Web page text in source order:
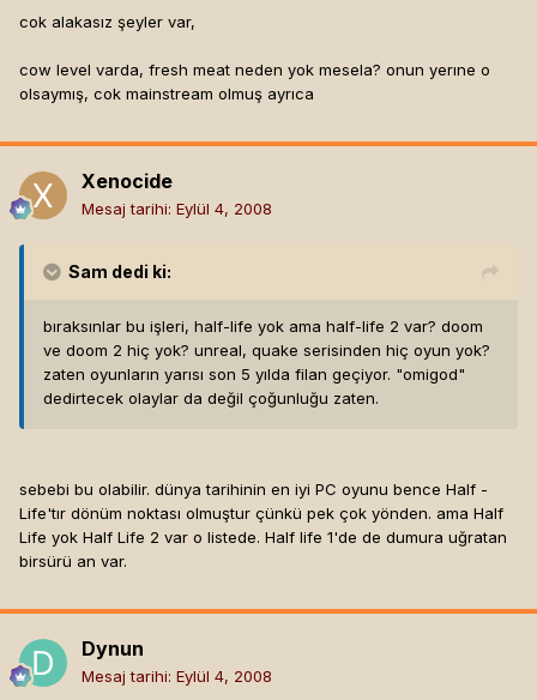
cok alakasız şeyler var,
cow level varda, fresh meat neden yok mesela? onun yerıne o
olsaymış, cok mainstream olmuş ayrıca
Xenocide
Mesaj tarihi: Eylül 4, 2008
Sam dedi ki:
bıraksınlar bu işleri, half-life yok ama half-life 2 var? doom
ve doom 2 hiç yok? unreal, quake serisinden hiç oyun yok?
zaten oyunların yarısı son 5 yılda filan geçiyor. "omigod"
dedirtecek olaylar da değil çoğunluğu zaten.
sebebi bu olabilir. dünya tarihinin en iyi PC oyunu bence Half -
Life'tır dönüm noktası olmuştur çünkü pek çok yönden. ama Half
Life yok Half Life 2 var o listede. Half life 1'de de dumura uğratan
birsürü an var.
Dynun
Mesaj tarihi: Eylül 4, 2008